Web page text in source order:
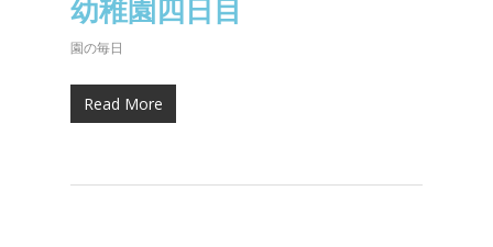
幼稚園四日目
園の毎日
Read More